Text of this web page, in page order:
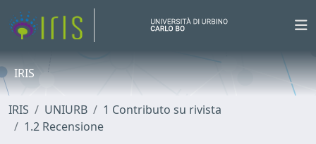
IRIS
IRIS UNIURB
1 Contributo su rivista
1.2 Recensione